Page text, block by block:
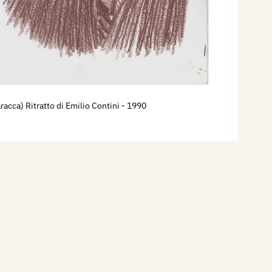
Ritratto di Emilio Contini - 1990